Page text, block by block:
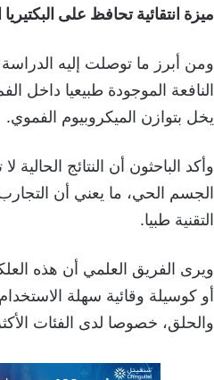
ميزة انتقائية تحافظ على البكتيريا
ومن أبرز ما توصلت إليه الدراسة
النافعة الموجودة طبيعيا داخل
يخل بتوازن الميكروبيوم الفموي.
وأكد الباحثون أن النتائج
الجسم الحي، ما يعني أن
التقنية طبيا.
ويرى الفريق العلمي أن هذه
أو كوسيلة وقائية سهلة
والحلق، خصوصا لدى الفئات